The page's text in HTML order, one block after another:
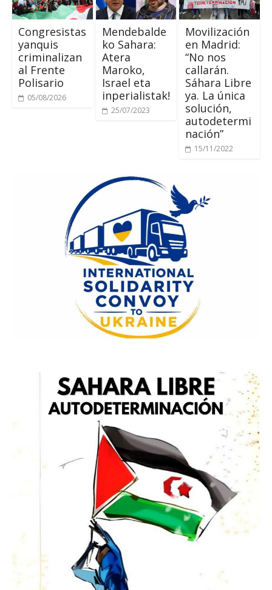
Congresistas
yanquis
criminalizan
al Frente
Polisario
05/08/2026
Mendebalde
ko Sahara:
Atera
Maroko,
Israel eta
inperialistak!
25/07/2023
Movilización
en Madrid:
“No nos
callarán.
Sáhara Libre
ya. La única
solución,
autodetermi
nación”
15/11/2022